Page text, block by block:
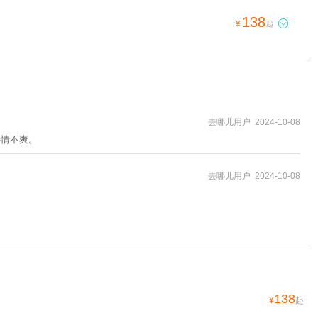
¥ 138起 
去哪儿用户 2024-10-08
不爽。
去哪儿用户 2024-10-08
¥138起